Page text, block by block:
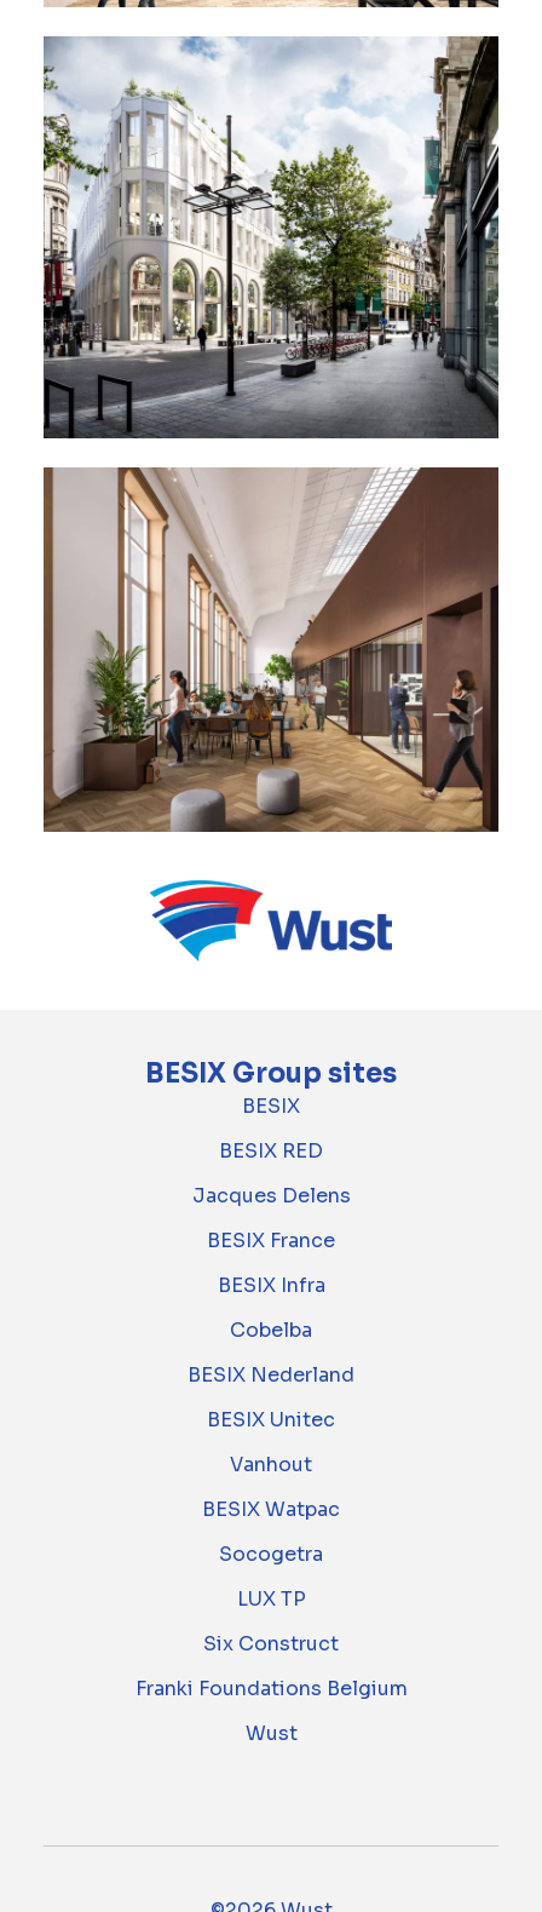
BESIX Group sites
BESIX
BESIX RED
Jacques Delens
BESIX France
BESIX Infra
Cobelba
BESIX Nederland
BESIX Unitec
Vanhout
BESIX Watpac
Socogetra
LUX TP
Six Construct
Franki Foundations Belgium
Wust